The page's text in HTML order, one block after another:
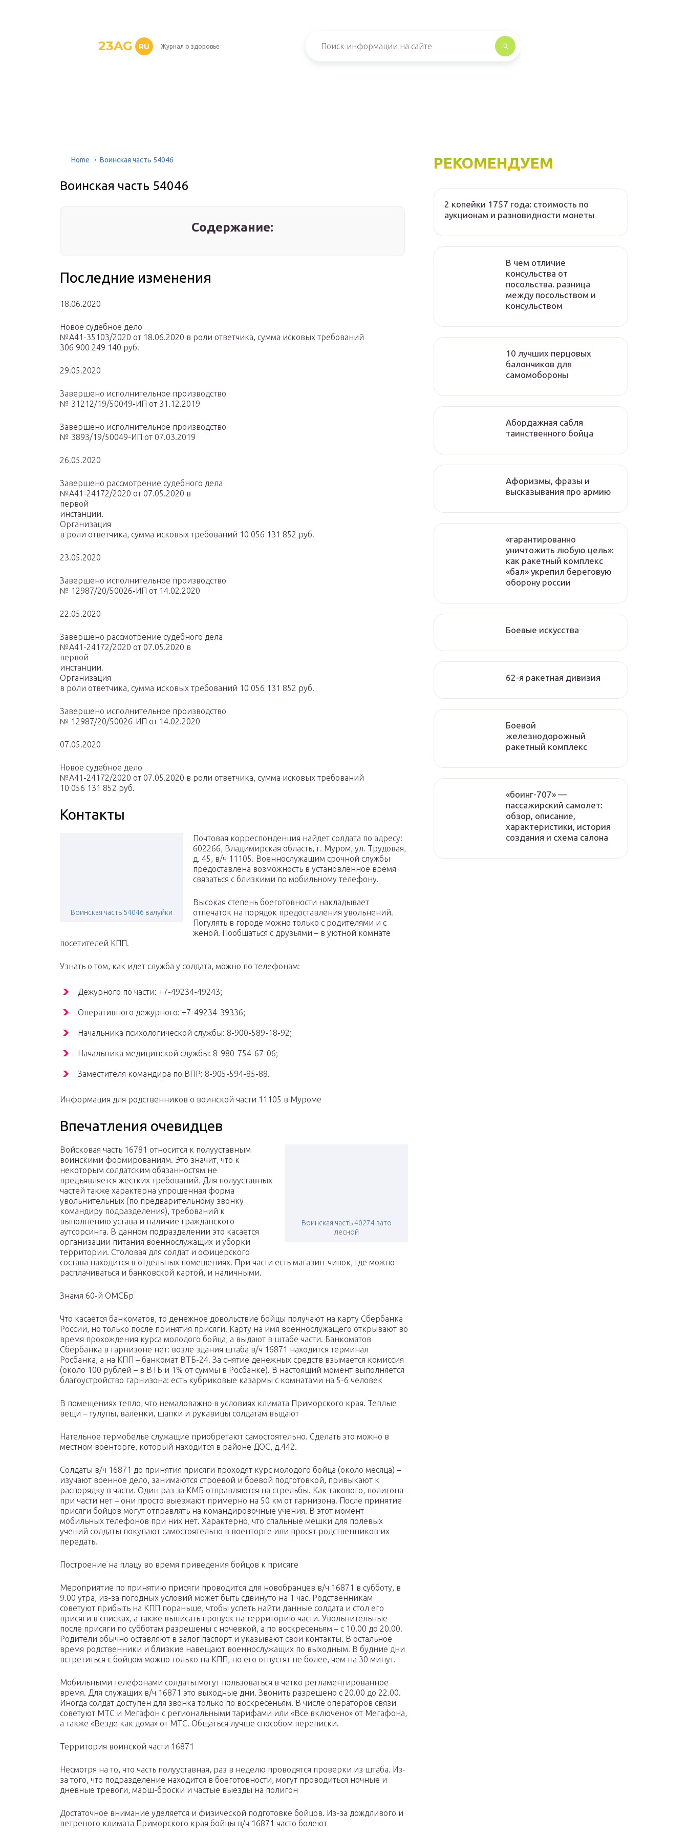
23AG RU Журнал о здоровье
Home Воинская часть 54046
Воинская часть 54046
Содержание:
Последние изменения
18.06.2020
Новое судебное дело
№А41-35103/2020 от 18.06.2020 в роли ответчика, сумма исковых требований
306 900 249 140 руб.
29.05.2020
Завершено исполнительное производство
№ 31212/19/50049-ИП от 31.12.2019
Завершено исполнительное производство
№ 3893/19/50049-ИП от 07.03.2019
26.05.2020
Завершено рассмотрение судебного дела
№А41-24172/2020 от 07.05.2020 в
первой
инстанции.
Организация
в роли ответчика, сумма исковых требований 10 056 131 852 руб.
23.05.2020
Завершено исполнительное производство
№ 12987/20/50026-ИП от 14.02.2020
22.05.2020
Завершено рассмотрение судебного дела
№А41-24172/2020 от 07.05.2020 в
первой
инстанции.
Организация
в роли ответчика, сумма исковых требований 10 056 131 852 руб.
Завершено исполнительное производство
№ 12987/20/50026-ИП от 14.02.2020
07.05.2020
Новое судебное дело
№А41-24172/2020 от 07.05.2020 в роли ответчика, сумма исковых требований
10 056 131 852 руб.
Контакты
Воинская часть 54046 валуйки
Почтовая корреспонденция найдет солдата по адресу:
602266, Владимирская область, г. Муром, ул. Трудовая,
д. 45, в/ч 11105. Военнослужащим срочной службы
предоставлена возможность в установленное время
связаться с близкими по мобильному телефону.
Высокая степень боеготовности накладывает
отпечаток на порядок предоставления увольнений.
Погулять в городе можно только с родителями и с
женой. Пообщаться с друзьями – в уютной комнате
посетителей КПП.
Узнать о том, как идет служба у солдата, можно по телефонам:
Дежурного по части: +7-49234-49243;
Оперативного дежурного: +7-49234-39336;
Начальника психологической службы: 8-900-589-18-92;
Начальника медицинской службы: 8-980-754-67-06;
Заместителя командира по ВПР: 8-905-594-85-88.
Информация для родственников о воинской части 11105 в Муроме
Впечатления очевидцев
Воинская часть 40274 зато
лесной
Войсковая часть 16781 относится к полууставным
воинскими формированиям. Это значит, что к
некоторым солдатским обязанностям не
предъявляется жестких требований. Для полууставных
частей также характерна упрощенная форма
увольнительных (по предварительному звонку
командиру подразделения), требований к
выполнению устава и наличие гражданского
аутсорсинга. В данном подразделении это касается
организации питания военнослужащих и уборки
территории. Столовая для солдат и офицерского
состава находится в отдельных помещениях. При части есть магазин-чипок, где можно
расплачиваться и банковской картой, и наличными.
Знамя 60-й ОМСБр
Что касается банкоматов, то денежное довольствие бойцы получают на карту Сбербанка
России, но только после принятия присяги. Карту на имя военнослужащего открывают во
время прохождения курса молодого бойца, а выдают в штабе части. Банкоматов
Сбербанка в гарнизоне нет: возле здания штаба в/ч 16871 находится терминал
Росбанка, а на КПП – банкомат ВТБ-24. За снятие денежных средств взымается комиссия
(около 100 рублей – в ВТБ и 1% от суммы в Росбанке). В настоящий момент выполняется
благоустройство гарнизона: есть кубриковые казармы с комнатами на 5-6 человек
В помещениях тепло, что немаловажно в условиях климата Приморского края. Теплые
вещи – тулупы, валенки, шапки и рукавицы солдатам выдают
Нательное термобелье служащие приобретают самостоятельно. Сделать это можно в
местном военторге, который находится в районе ДОС, д.442.
Солдаты в/ч 16871 до принятия присяги проходят курс молодого бойца (около месяца) –
изучают военное дело, занимаются строевой и боевой подготовкой, привыкают к
распорядку в части. Один раз за КМБ отправляются на стрельбы. Как такового, полигона
при части нет – они просто выезжают примерно на 50 км от гарнизона. После принятие
присяги бойцов могут отправлять на командировочные учения. В этот момент
мобильных телефонов при них нет. Характерно, что спальные мешки для полевых
учений солдаты покупают самостоятельно в военторге или просят родственников их
передать.
Построение на плацу во время приведения бойцов к присяге
Мероприятие по принятию присяги проводится для новобранцев в/ч 16871 в субботу, в
9.00 утра, из-за погодных условий может быть сдвинуто на 1 час. Родственникам
советуют прибыть на КПП пораньше, чтобы успеть найти данные солдата и стол его
присяги в списках, а также выписать пропуск на территорию части. Увольнительные
после присяги по субботам разрешены с ночевкой, а по воскресеньям – с 10.00 до 20.00.
Родители обычно оставляют в залог паспорт и указывают свои контакты. В остальное
время родственники и близкие навещают военнослужащих по выходным. В будние дни
встретиться с бойцом можно только на КПП, но его отпустят не более, чем на 30 минут.
Мобильными телефонами солдаты могут пользоваться в четко регламентированное
время. Для служащих в/ч 16871 это выходные дни. Звонить разрешено с 20.00 до 22.00.
Иногда солдат доступен для звонка только по воскресеньям. В числе операторов связи
советуют МТС и Мегафон с региональными тарифами или «Все включено» от Мегафона,
а также «Везде как дома» от МТС. Общаться лучше способом переписки.
Территория воинской части 16871
Несмотря на то, что часть полууставная, раз в неделю проводятся проверки из штаба. Из-
за того, что подразделение находится в боеготовности, могут проводиться ночные и
дневные тревоги, марш-броски и частые выезды на полигон
Достаточное внимание уделяется и физической подготовке бойцов. Из-за дождливого и
ветреного климата Приморского края бойцы в/ч 16871 часто болеют
РЕКОМЕНДУЕМ
2 копейки 1757 года: стоимость по
аукционам и разновидности монеты
В чем отличие
консульства от
посольства. разница
между посольством и
консульством
10 лучших перцовых
балончиков для
самомобороны
Абордажная сабля
таинственного бойца
Афоризмы, фразы и
высказывания про армию
«гарантированно
уничтожить любую цель»:
как ракетный комплекс
«бал» укрепил береговую
оборону россии
Боевые искусства
62-я ракетная дивизия
Боевой
железнодорожный
ракетный комплекс
«боинг-707» —
пассажирский самолет:
обзор, описание,
характеристики, история
создания и схема салона